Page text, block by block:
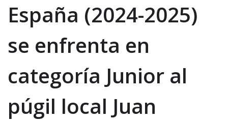
España (2024-2025)
se enfrenta en
categoría Junior al
púgil local Juan